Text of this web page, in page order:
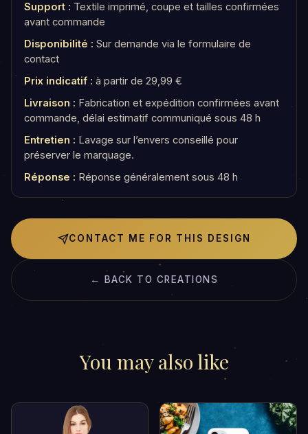
Support : Textile imprimé, coupe et tailles confirmées
avant commande
Disponibilité : Sur demande via le formulaire de
contact
Prix indicatif : à partir de 29,99 €
Livraison : Fabrication et expédition confirmées avant
commande, délai estimatif communiqué sous 48 h
Entretien : Lavage sur l’envers conseillé pour
préserver le marquage.
Réponse : Réponse généralement sous 48 h
CONTACT ME FOR THIS DESIGN
← BACK TO CREATIONS
You may also like